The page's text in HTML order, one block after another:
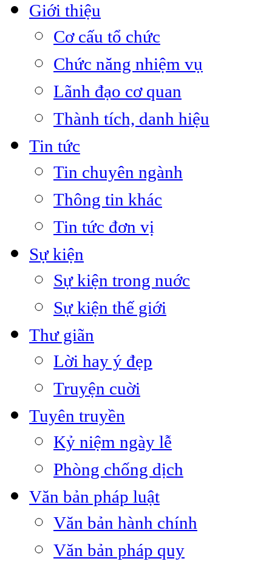
Giới thiệu
Cơ cấu tổ chức
Chức năng nhiệm vụ
Lãnh đạo cơ quan
Thành tích, danh hiệu
Tin tức
Tin chuyên ngành
Thông tin khác
Tin tức đơn vị
Sự kiện
Sự kiện trong nuớc
Sự kiện thế giới
Thư giãn
Lời hay ý đẹp
Truyện cuời
Tuyên truyền
Kỷ niệm ngày lễ
Phòng chống dịch
Văn bản pháp luật
Văn bản hành chính
Văn bản pháp quy